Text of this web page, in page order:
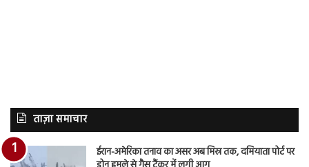
ताज़ा समाचार
ईरान-अमेरिका तनाव का असर अब मिस्र तक, दमियाता पोर्ट पर